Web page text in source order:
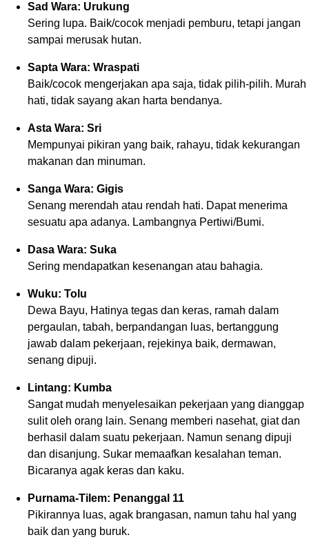
Sad Wara: Urukung
Sering lupa. Baik/cocok menjadi pemburu, tetapi jangan
sampai merusak hutan.
Sapta Wara: Wraspati
Baik/cocok mengerjakan apa saja, tidak pilih-pilih. Murah
hati, tidak sayang akan harta bendanya.
Asta Wara: Sri
Mempunyai pikiran yang baik, rahayu, tidak kekurangan
makanan dan minuman.
Sanga Wara: Gigis
Senang merendah atau rendah hati. Dapat menerima
sesuatu apa adanya. Lambangnya Pertiwi/Bumi.
Dasa Wara: Suka
Sering mendapatkan kesenangan atau bahagia.
Wuku: Tolu
Dewa Bayu, Hatinya tegas dan keras, ramah dalam
pergaulan, tabah, berpandangan luas, bertanggung
jawab dalam pekerjaan, rejekinya baik, dermawan,
senang dipuji.
Lintang: Kumba
Sangat mudah menyelesaikan pekerjaan yang dianggap
sulit oleh orang lain. Senang memberi nasehat, giat dan
berhasil dalam suatu pekerjaan. Namun senang dipuji
dan disanjung. Sukar memaafkan kesalahan teman.
Bicaranya agak keras dan kaku.
Purnama-Tilem: Penanggal 11
Pikirannya luas, agak brangasan, namun tahu hal yang
baik dan yang buruk.